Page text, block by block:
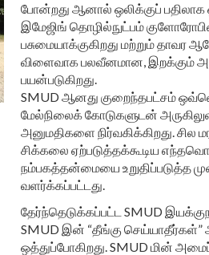
போன்றது ஆனால் ஒலிக்குப்
இமேஜிங் தொழில்நுட்பம்
பசுமையாக்குகிறது மற்றும் தாவர
விளைவாக பலவீனமான, இறக்கும்
பயன்படுகிறது.
SMUD ஆனது குறைந்தபட்சம்
மேல்நிலைக் கோடுகளுடன்
அனுமதிகளை நிர்வகிக்கிறது. சில
சிக்கலை ஏற்படுத்தக்கூடிய
நம்பகத்தன்மையை உறுதிப்படுத்த
வளர்க்கப்பட்டது.
தேர்ந்தெடுக்கப்பட்ட SMUD
SMUD இன் “தீங்கு செய்யாதீர்கள்”
ஒத்துப்போகிறது. SMUD மின்